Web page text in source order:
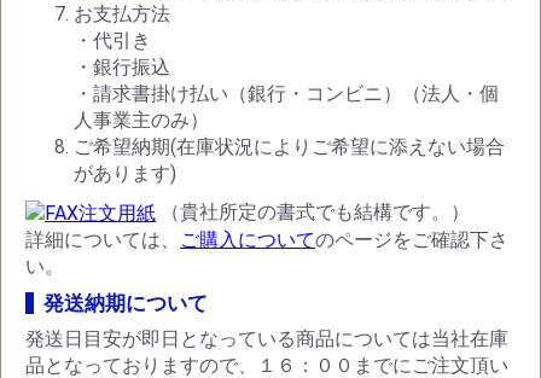
お支払方法
・代引き
・銀行振込
・請求書掛け払い（銀行・コンビニ）（法人・個
人事業主のみ）
ご希望納期(在庫状況によりご希望に添えない場合
があります)
（貴社所定の書式でも結構です。）
詳細については、
ご購入についてのページをご確認下さ
い。
発送納期について
発送日目安が即日となっている商品については当社在庫
品となっておりますので、１６：００までにご注文頂い